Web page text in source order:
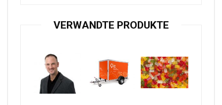
VERWANDTE PRODUKTE